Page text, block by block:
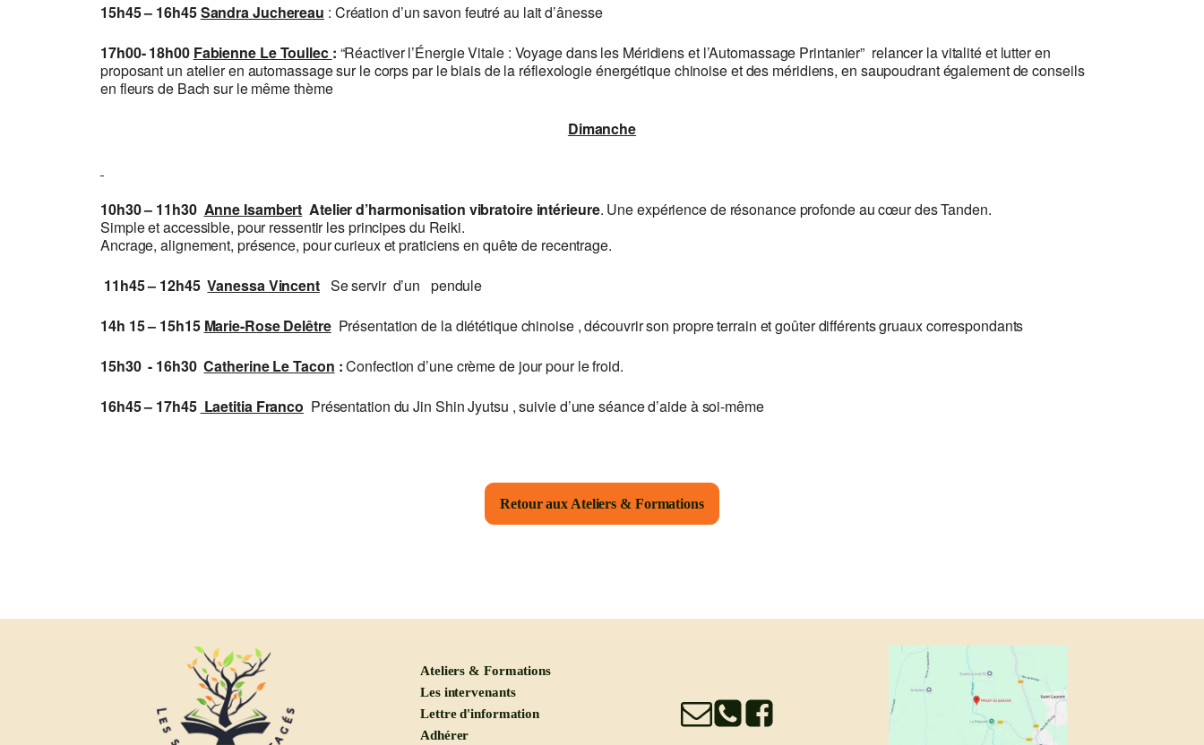
15h45 – 16h45Sandra Juchereau : Création d’un savon feutré au lait d’ânesse
17h00- 18h00 Fabienne Le Toullec : “Réactiver l’Énergie Vitale : Voyage dans les Méridiens et l’Automassage Printanier” relancer la vitalité et lutter en
proposant un atelier en automassage sur le corps par le biais de la réflexologie énergétique chinoise et des méridiens, en saupoudrant également de conseils
en fleurs de Bach sur le même thème
Dimanche
10h30 – 11h30 Anne Isambert Atelier d’harmonisation vibratoire intérieure. Une expérience de résonance profonde au cœur des Tanden.
Simple et accessible, pour ressentir les principes du Reiki.
Ancrage, alignement, présence, pour curieux et praticiens en quête de recentrage.
11h45 – 12h45Vanessa Vincent Se servir d’un pendule
14h 15 – 15h15 Marie-Rose Delêtre Présentation de la diététique chinoise , découvrir son propre terrain et goûter différents gruaux correspondants
15h30 - 16h30Catherine Le Tacon :Confection d’une crème de jour pour le froid.
16h45 – 17h45 Laetitia Franco Présentation du Jin Shin Jyutsu , suivie d’une séance d’aide à soi-même
Retour aux Ateliers & Formations
Ateliers & Formations
Les intervenants
Lettre d'information
Adhérer